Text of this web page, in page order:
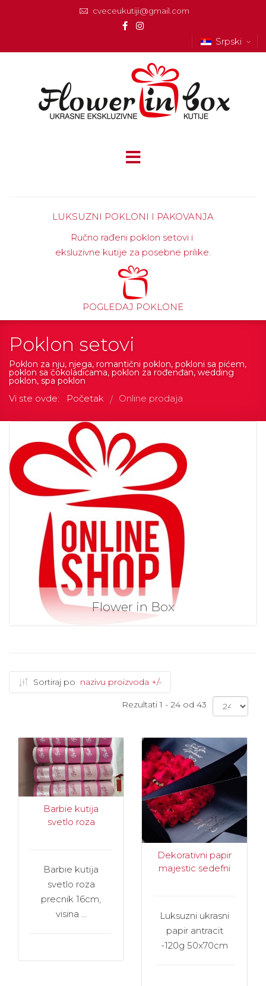
cveceukutiji@gmail.com
Srpski
LUKSUZNI POKLONI I PAKOVANJA
Ručno rađeni poklon setovi i
eksluzivne kutije za posebne prilike.
POGLEDAJ POKLONE
Poklon setovi
Poklon za nju, njega, romantični poklon, pokloni sa pićem,
poklon sa čokoladicama, poklon za rođenđan, wedding
poklon, spa poklon
Vi ste ovde: Početak / Online prodaja
Flower in Box
Sortiraj po nazivu proizvoda +/-
Rezultati 1 - 24 od 43
Barbie kutija
svetlo roza
Barbie kutija
svetlo roza
precnik 16cm,
visina ...
Dekorativni papir
majestic sedefni
Luksuzni ukrasni
papir antracit
-120g 50x70cm